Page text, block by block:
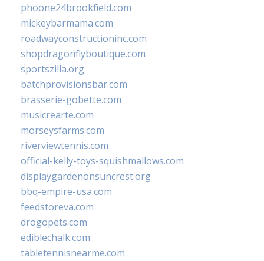
phoone24brookfield.com
mickeybarmama.com
roadwayconstructioninc.com
shopdragonflyboutique.com
sportszilla.org
batchprovisionsbar.com
brasserie-gobette.com
musicrearte.com
morseysfarms.com
riverviewtennis.com
official-kelly-toys-squishmallows.com
displaygardenonsuncrest.org
bbq-empire-usa.com
feedstoreva.com
drogopets.com
ediblechalk.com
tabletennisnearme.com